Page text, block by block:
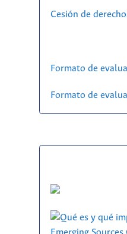
Cesión de
Formato de
Formato de